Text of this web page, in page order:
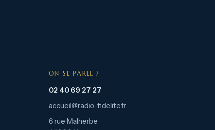
ON SE PARLE ?
02 40 69 27 27
accueil@radio-fidelite.fr
6 rue Malherbe